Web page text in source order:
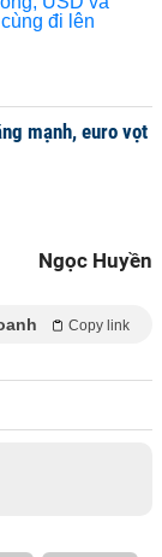
mạnh, euro vọt
Ngọc Huyền
Copy link